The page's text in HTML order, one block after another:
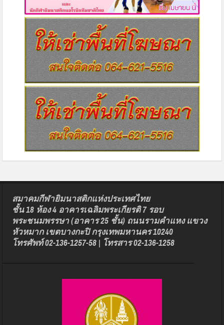
สมาคมกีฬายิมนาสติกแห่งประเทศไทย
ชั้น 18 ห้อง 4 อาคารเฉลิมพระเกียรติ 7 รอบ
พระชนมพรรษา (อาคาร 25 ชั้น) ถนนรามคำแหง แขวง
หัวหมาก เขตบางกะปิ กรุงเทพมหานคร 10240
โทรศัพท์ 02-136-1257-58 | โทรสาร 02-136-1258